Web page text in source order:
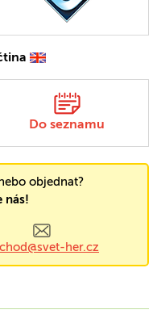
Do seznamu
objednat?
nás!
her.cz